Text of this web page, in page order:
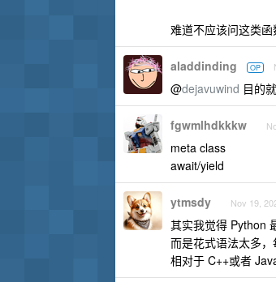
难道不应该问这类
aladdinding OP
@dejavuwind 目的
fgwmlhdkkkw
meta class
await/yield
ytmsdy Nov 19,
其实我觉得 Python
而是花式语法太多，
相对于 C++或者